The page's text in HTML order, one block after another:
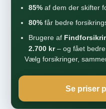
85% af dem der skifter
80% får bedre
Brugere af
2.700 kr– og fået
Vælg forsikringer,
Se priser